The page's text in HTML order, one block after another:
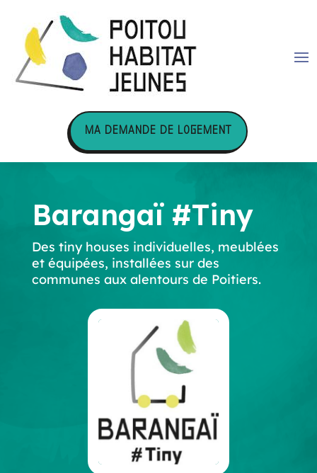
MA DEMANDE DE LOGEMENT
Barangaï #Tiny
Des tiny houses individuelles, meublées
et équipées, installées sur des
communes aux alentours de Poitiers.